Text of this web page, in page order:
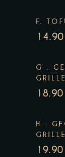
F.
G .
H .